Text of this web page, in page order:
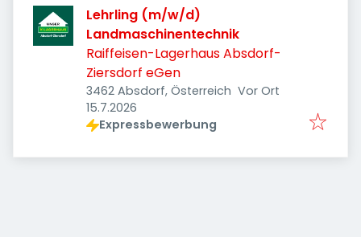
Lehrling (m/w/d)
Landmaschinentechnik
Raiffeisen-Lagerhaus Absdorf-
Ziersdorf eGen
3462 Absdorf, Österreich Vor Ort
Veröffentlicht
15.7.2026
Expressbewerbung